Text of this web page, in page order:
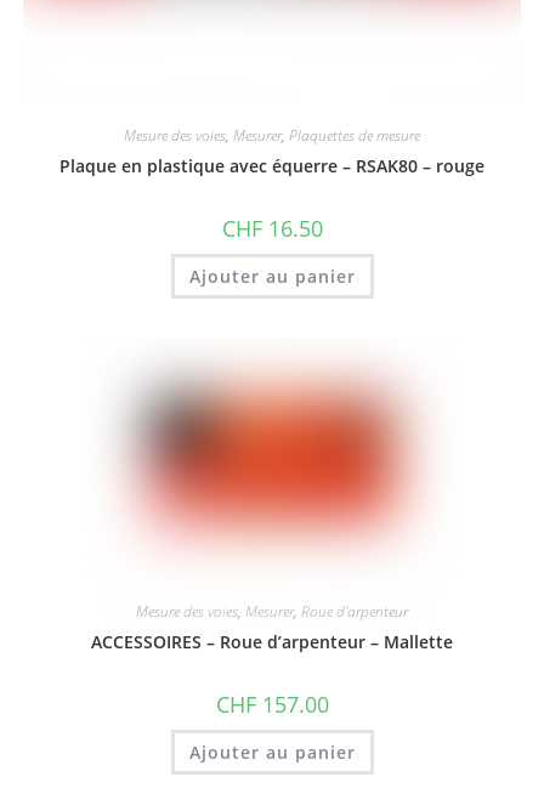
Mesure des voies, Mesurer, Plaquettes de mesure
Plaque en plastique avec équerre – RSAK80 – rouge
CHF16.50
Ajouter au panier
Mesure des voies, Mesurer, Roue d'arpenteur
ACCESSOIRES – Roue d’arpenteur – Mallette
CHF157.00
Ajouter au panier